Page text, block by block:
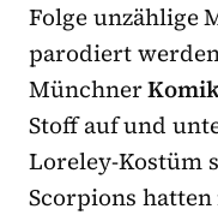
Folge unzählige
parodiert
Münchner
Stoff auf und
Loreley-Kostüm
Scorpions